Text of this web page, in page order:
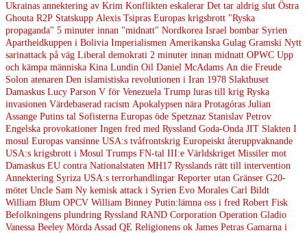
Ukrainas annektering av Krim Konflikten eskalerar Det tar aldrig slut Östra
Ghouta R2P Statskupp Alexis Tsipras Europas krigsbrott "Ryska
propaganda" 5 minuter innan "midnatt" Nordkorea Israel bombar Syrien
Apartheidkuppen i Bolivia Imperialismen Amerikanska Gulag Gramski Nytt
sarinattack på väg Liberal demokrati 2 minuter innan midnatt OPWC Upp
och kämpa människa Kina Lundin Oil Daniel McAdams An die Freude
Solon atenaren Den islamistiska revolutionen i Iran 1978 Slakthuset
Damaskus Lucy Parson V för Venezuela Trump luras till krig Ryska
invasionen Värdebaserad racism Apokalypsen nära Protagóras Julian
Assange Putins tal Sofisterna Europas öde Spetznaz Stanislav Petrov
Engelska provokationer Ingen fred med Ryssland Goda-Onda JIT Slakten I
mosul Europas vansinne USA:s tvåfrontskrig Europeiskt återuppvaknande
USA:s krigsbrott i Mosul Trumps FN-tal III:e Världskriget Missiler mot
Damaskus EU contra Nationalstaten MH17 Rysslands rätt till intervention
Annektering Syriza USA:s terrorhandlingar Reporter utan Gränser G20-
mötet Uncle Sam Ny kemisk attack i Syrien Evo Morales Carl Bildt
William Blum OPCV William Binney Putin:lämna oss i fred Robert Fisk
Befolkningens plundring Ryssland RAND Corporation Operation Gladio
Vanessa Beeley Mörda Assad QE Religionens ok James Petras Gamarna i